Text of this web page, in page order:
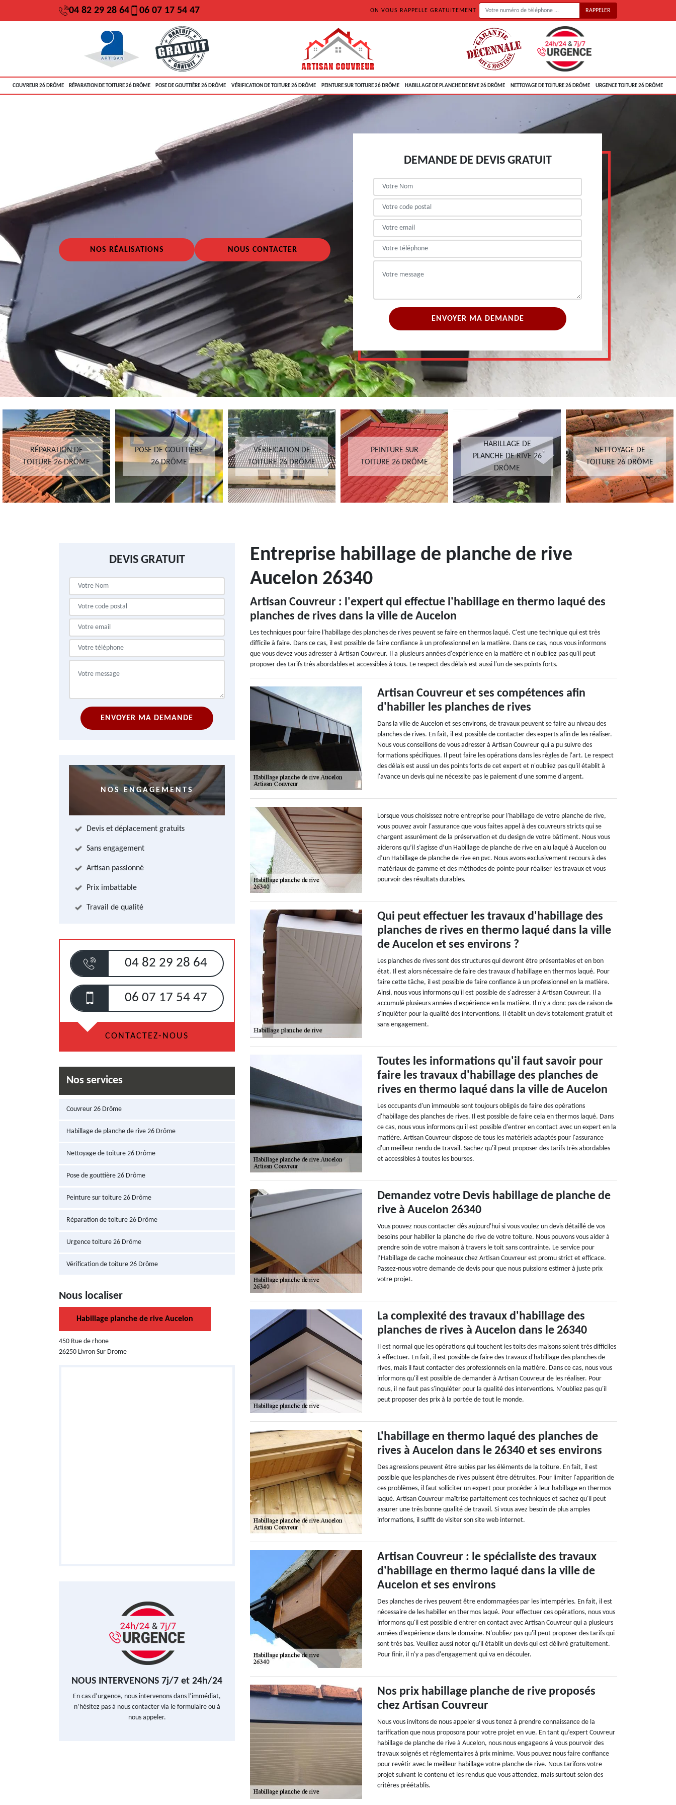
04 82 29 28 64 06 07 17 54 47 ON VOUS RAPPELLE GRATUITEMENT
COUVREUR 26 DRÔME RÉPARATION DE TOITURE 26 DRÔME POSE DE GOUTTIÈRE 26 DRÔME VÉRIFICATION DE TOITURE 26 DRÔME PEINTURE SUR TOITURE 26 DRÔME HABILLAGE DE PLANCHE DE RIVE 26 DRÔME NETTOYAGE DE TOITURE 26 DRÔME URGENCE TOITURE 26 DRÔME
NOS RÉALISATIONS NOUS CONTACTER
DEMANDE DE DEVIS GRATUIT
RÉPARATION DE
TOITURE 26 DRÔME
POSE DE GOUTTIÈRE
26 DRÔME
VÉRIFICATION DE
TOITURE 26 DRÔME
PEINTURE SUR
TOITURE 26 DRÔME
HABILLAGE DE
PLANCHE DE RIVE 26
DRÔME
NETTOYAGE DE
TOITURE 26 DRÔME
DEVIS GRATUIT
NOS ENGAGEMENTS
Devis et déplacement gratuits
Sans engagement
Artisan passionné
Prix imbattable
Travail de qualité
04 82 29 28 64
06 07 17 54 47
CONTACTEZ-NOUS
Nos services
Couvreur 26 Drôme
Habillage de planche de rive 26 Drôme
Nettoyage de toiture 26 Drôme
Pose de gouttière 26 Drôme
Peinture sur toiture 26 Drôme
Réparation de toiture 26 Drôme
Urgence toiture 26 Drôme
Vérification de toiture 26 Drôme
Nous localiser
Habillage planche de rive Aucelon
450 Rue de rhone
26250 Livron Sur Drome
NOUS INTERVENONS 7j/7 et 24h/24
En cas d’urgence, nous intervenons dans l’immédiat,
n’hésitez pas à nous contacter via le formulaire ou à
nous appeler.
Entreprise habillage de planche de rive
Aucelon 26340
Artisan Couvreur : l'expert qui effectue l'habillage en thermo laqué des
planches de rives dans la ville de Aucelon
Les techniques pour faire l'habillage des planches de rives peuvent se faire en thermos laqué. C'est une technique qui est très
difficile à faire. Dans ce cas, il est possible de faire confiance à un professionnel en la matière. Dans ce cas, nous vous informons
que vous devez vous adresser à Artisan Couvreur. Il a plusieurs années d'expérience en la matière et n'oubliez pas qu'il peut
proposer des tarifs très abordables et accessibles à tous. Le respect des délais est aussi l'un de ses points forts.
Artisan Couvreur et ses compétences afin
d'habiller les planches de rives
Dans la ville de Aucelon et ses environs, de travaux peuvent se faire au niveau des
planches de rives. En fait, il est possible de contacter des experts afin de les réaliser.
Nous vous conseillons de vous adresser à Artisan Couvreur qui a pu suivre des
formations spécifiques. Il peut faire les opérations dans les règles de l'art. Le respect
des délais est aussi un des points forts de cet expert et n'oubliez pas qu'il établit à
l'avance un devis qui ne nécessite pas le paiement d'une somme d'argent.
Lorsque vous choisissez notre entreprise pour l'habillage de votre planche de rive,
vous pouvez avoir l'assurance que vous faites appel à des couvreurs stricts qui se
chargent assurément de la préservation et du design de votre bâtiment. Nous vous
aiderons qu’il s’agisse d’un Habillage de planche de rive en alu laqué à Aucelon ou
d’un Habillage de planche de rive en pvc. Nous avons exclusivement recours à des
matériaux de gamme et des méthodes de pointe pour réaliser les travaux et vous
pourvoir des résultats durables.
Qui peut effectuer les travaux d'habillage des
planches de rives en thermo laqué dans la ville
de Aucelon et ses environs ?
Les planches de rives sont des structures qui devront être présentables et en bon
état. Il est alors nécessaire de faire des travaux d'habillage en thermos laqué. Pour
faire cette tâche, il est possible de faire confiance à un professionnel en la matière.
Ainsi, nous vous informons qu'il est possible de s'adresser à Artisan Couvreur. Il a
accumulé plusieurs années d'expérience en la matière. Il n'y a donc pas de raison de
s'inquiéter pour la qualité des interventions. Il établit un devis totalement gratuit et
sans engagement.
Toutes les informations qu'il faut savoir pour
faire les travaux d'habillage des planches de
rives en thermo laqué dans la ville de Aucelon
Les occupants d'un immeuble sont toujours obligés de faire des opérations
d'habillage des planches de rives. Il est possible de faire cela en thermos laqué. Dans
ce cas, nous vous informons qu'il est possible d'entrer en contact avec un expert en la
matière. Artisan Couvreur dispose de tous les matériels adaptés pour l'assurance
d'un meilleur rendu de travail. Sachez qu'il peut proposer des tarifs très abordables
et accessibles à toutes les bourses.
Demandez votre Devis habillage de planche de
rive à Aucelon 26340
Vous pouvez nous contacter dès aujourd'hui si vous voulez un devis détaillé de vos
besoins pour habiller la planche de rive de votre toiture. Nous pouvons vous aider à
prendre soin de votre maison à travers le toit sans contrainte. Le service pour
l’Habillage de cache moineaux chez Artisan Couvreur est promu strict et efficace.
Passez-nous votre demande de devis pour que nous puissions estimer à juste prix
votre projet.
La complexité des travaux d'habillage des
planches de rives à Aucelon dans le 26340
Il est normal que les opérations qui touchent les toits des maisons soient très difficiles
à effectuer. En fait, il est possible de faire des travaux d'habillage des planches de
rives, mais il faut contacter des professionnels en la matière. Dans ce cas, nous vous
informons qu'il est possible de demander à Artisan Couvreur de les réaliser. Pour
nous, il ne faut pas s'inquiéter pour la qualité des interventions. N'oubliez pas qu'il
peut proposer des prix à la portée de tout le monde.
L'habillage en thermo laqué des planches de
rives à Aucelon dans le 26340 et ses environs
Des agressions peuvent être subies par les éléments de la toiture. En fait, il est
possible que les planches de rives puissent être détruites. Pour limiter l'apparition de
ces problèmes, il faut solliciter un expert pour procéder à leur habillage en thermos
laqué. Artisan Couvreur maîtrise parfaitement ces techniques et sachez qu'il peut
assurer une très bonne qualité de travail. Si vous avez besoin de plus amples
informations, il suffit de visiter son site web internet.
Artisan Couvreur : le spécialiste des travaux
d'habillage en thermo laqué dans la ville de
Aucelon et ses environs
Des planches de rives peuvent être endommagées par les intempéries. En fait, il est
nécessaire de les habiller en thermos laqué. Pour effectuer ces opérations, nous vous
informons qu'il est possible d'entrer en contact avec Artisan Couvreur qui a plusieurs
années d'expérience dans le domaine. N'oubliez pas qu'il peut proposer des tarifs qui
sont très bas. Veuillez aussi noter qu'il établit un devis qui est délivré gratuitement.
Pour finir, il n'y a pas d'engagement qui va en découler.
Nos prix habillage planche de rive proposés
chez Artisan Couvreur
Nous vous invitons de nous appeler si vous tenez à prendre connaissance de la
tarification que nous proposons pour votre projet en vue. En tant qu’expert Couvreur
habillage de planche de rive à Aucelon, nous nous engageons à vous pourvoir des
travaux soignés et règlementaires à prix minime. Vous pouvez nous faire confiance
pour revêtir avec le meilleur habillage votre planche de rive. Nous tarifons votre
projet suivant le contenu et les rendus que vous attendez, mais surtout selon des
critères préétablis.